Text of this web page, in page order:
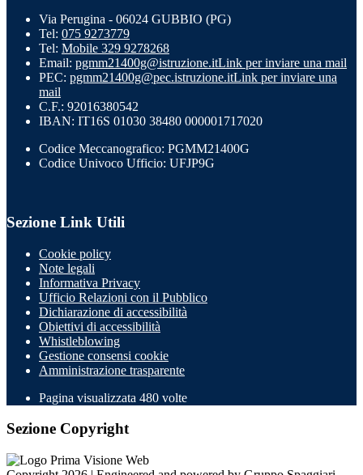
Via Perugina - 06024 GUBBIO (PG)
Tel: 075 9273779
Tel: Mobile 329 9278268
Email: pgmm21400g@istruzione.itLink per inviare una mail
PEC: pgmm21400g@pec.istruzione.itLink per inviare una
mail
C.F.: 92016380542
IBAN: IT16S 01030 38480 000001717020
Codice Meccanografico: PGMM21400G
Codice Univoco Ufficio: UFJP9G
Sezione Link Utili
Cookie policy
Note legali
Informativa Privacy
Ufficio Relazioni con il Pubblico
Dichiarazione di accessibilità
Obiettivi di accessibilità
Whistleblowing
Gestione consensi cookie
Amministrazione trasparente
Pagina visualizzata 480 volte
Sezione Copyright